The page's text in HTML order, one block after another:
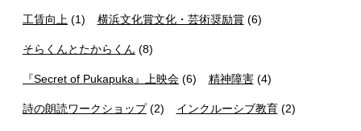
工賃向上 (1) 横浜文化賞文化・芸術奨励賞(6)
そらくんとたからくん (8)
『Secret of Pukapuka』上映会 (6) 精神障害(4)
詩の朗読ワークショップ(2) インクルーシブ教育(2)